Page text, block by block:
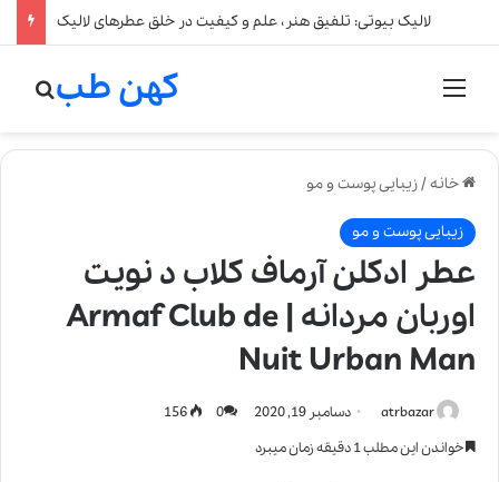
لالیک بیوتی: تلفیق هنر، علم و کیفیت در خلق عطرهای لالیک
منو کهن طب
خانه/زیبایی پوست و مو
زیبایی پوست و مو
عطر ادکلن آرماف کلاب د نویت
اوربان مردانه | Armaf Club de
Nuit Urban Man
atrbazar دسامبر 19, 2020 0
خواندن این مطلب 1 دقیقه زمان میبرد